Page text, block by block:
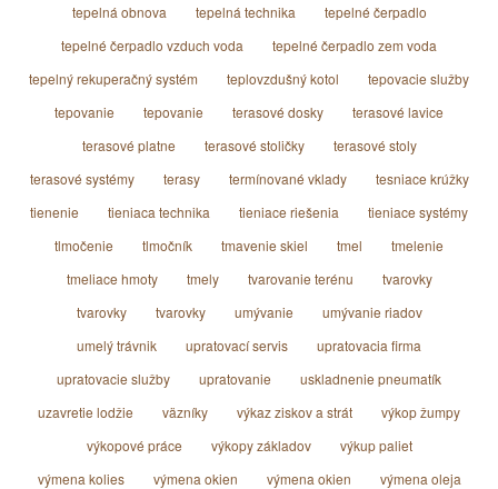
tepelná obnova
tepelná technika
tepelné čerpadlo
tepelné čerpadlo vzduch voda
tepelné čerpadlo zem voda
tepelný rekuperačný systém
teplovzdušný kotol
tepovacie služby
tepovanie
tepovanie terasové dosky
terasové lavice
terasové platne
terasové stoličky
terasové stoly
terasové systémy
terasy termínované vklady
tesniace krúžky
tienenie
tieniaca technika tieniace riešenia
tieniace systémy
tlmočenie
tlmočník tmavenie skiel tmel
tmelenie
tmeliace hmoty
tmely tvarovanie terénu
tvarovky
tvarovky
tvarovky umývanie
umývanie riadov
umelý trávnik
upratovací servis
upratovacia firma
upratovacie služby
upratovanie
uskladnenie pneumatík
uzavretie lodžie
väzníky výkaz ziskov a strát
výkop žumpy
výkopové práce
výkopy základov
výkup paliet
výmena kolies
výmena okien výmena okien
výmena oleja